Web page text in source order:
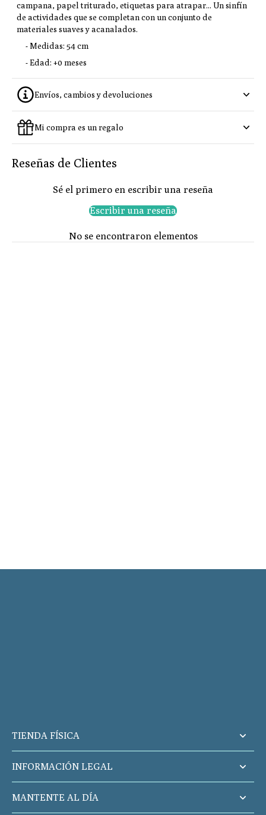
campana, papel triturado, etiquetas para atrapar... Un sinfín
de actividades que se completan con un conjunto de
materiales suaves y acanalados.
- Medidas: 54 cm
- Edad: +0 meses
Envíos, cambios y devoluciones
Mi compra es un regalo
Reseñas de Clientes
Sé el primero en escribir una reseña
Escribir una reseña
No se encontraron elementos
TIENDA FÍSICA
INFORMACIÓN LEGAL
MANTENTE AL DÍA